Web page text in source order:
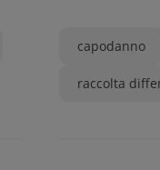
capodanno
raccolta